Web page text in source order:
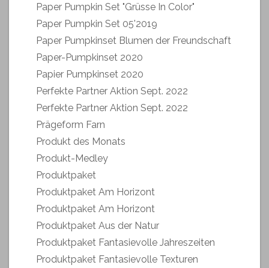
Paper Pumpkin Set "Grüsse In Color"
Paper Pumpkin Set 05'2019
Paper Pumpkinset Blumen der Freundschaft
Paper-Pumpkinset 2020
Papier Pumpkinset 2020
Perfekte Partner Aktion Sept. 2022
Perfekte Partner Aktion Sept. 2022
Prägeform Farn
Produkt des Monats
Produkt-Medley
Produktpaket
Produktpaket Am Horizont
Produktpaket Am Horizont
Produktpaket Aus der Natur
Produktpaket Fantasievolle Jahreszeiten
Produktpaket Fantasievolle Texturen